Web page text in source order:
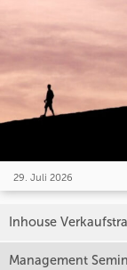
29. Juli 2026
Inhouse
Management